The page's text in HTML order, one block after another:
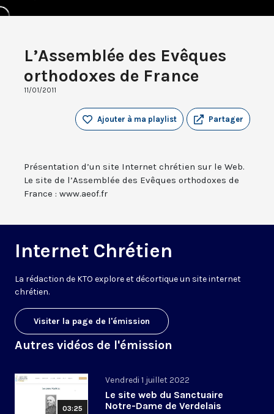
L’Assemblée des Evêques
orthodoxes de France
11/01/2011
Partager
Ajouter à ma playlist
Présentation d’un site Internet chrétien sur le Web.
Le site de l’Assemblée des Evêques orthodoxes de
France : www.aeof.fr
Internet Chrétien
La rédaction de KTO explore et décortique un site internet
chrétien.
Visiter la page de l'émission
Autres vidéos de l'émission
03:25
Vendredi 1 juillet 2022
Le site web du Sanctuaire
Notre-Dame de Verdelais